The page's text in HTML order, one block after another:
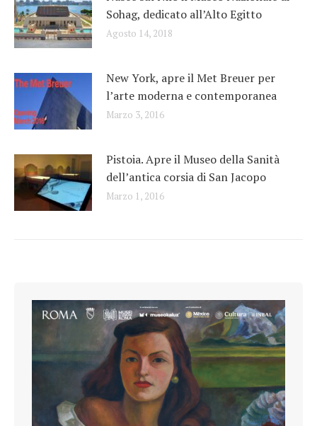
Sohag, dedicato all’Alto Egitto
Agosto 14, 2018
New York, apre il Met Breuer per
l’arte moderna e contemporanea
Marzo 3, 2016
Pistoia. Apre il Museo della Sanità
dell’antica corsia di San Jacopo
Marzo 1, 2016